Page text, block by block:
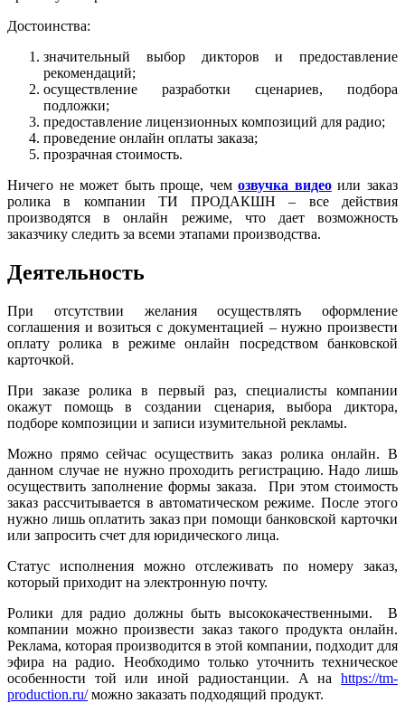
Достоинства:
значительный выбор дикторов и предоставление
рекомендаций;
осуществление разработки сценариев, подбора
подложки;
предоставление лицензионных композиций для радио;
проведение онлайн оплаты заказа;
прозрачная стоимость.
Ничего не может быть проще, чемозвучка видеоили заказ
ролика в компании ТИ ПРОДАКШН – все действия
производятся в онлайн режиме, что дает возможность
заказчику следить за всеми этапами производства.
Деятельность
При отсутствии желания осуществлять оформление
соглашения и возиться с документацией – нужно произвести
оплату ролика в режиме онлайн посредством банковской
карточкой.
При заказе ролика в первый раз, специалисты компании
окажут помощь в создании сценария, выбора диктора,
подборе композиции и записи изумительной рекламы.
Можно прямо сейчас осуществить заказ ролика онлайн. В
данном случае не нужно проходить регистрацию. Надо лишь
осуществить заполнение формы заказа. При этом стоимость
заказ рассчитывается в автоматическом режиме. После этого
нужно лишь оплатить заказ при помощи банковской карточки
или запросить счет для юридического лица.
Статус исполнения можно отслеживать по номеру заказ,
который приходит на электронную почту.
Ролики для радио должны быть высококачественными. В
компании можно произвести заказ такого продукта онлайн.
Реклама, которая производится в этой компании, подходит для
эфира на радио. Необходимо только уточнить техническое
особенности той или иной радиостанции. А на https://tm-
production.ru/можно заказать подходящий продукт.